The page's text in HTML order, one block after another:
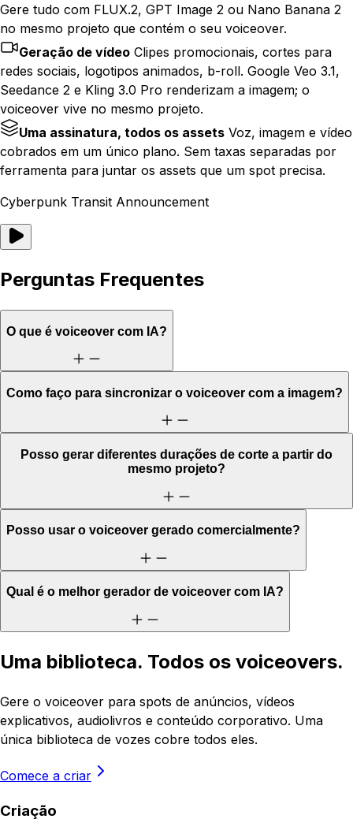
Gere tudo com FLUX.2, GPT Image 2 ou Nano Banana 2
no mesmo projeto que contém o seu voiceover.
Geração de vídeo Clipes promocionais, cortes para
redes sociais, logotipos animados, b-roll. Google Veo 3.1,
Seedance 2 e Kling 3.0 Pro renderizam a imagem; o
voiceover vive no mesmo projeto.
Uma assinatura, todos os assets Voz, imagem e vídeo
cobrados em um único plano. Sem taxas separadas por
ferramenta para juntar os assets que um spot precisa.
Cyberpunk Transit Announcement
Perguntas Frequentes
O que é voiceover com IA?
Como faço para sincronizar o voiceover com a imagem?
Posso gerar diferentes durações de corte a partir do
mesmo projeto?
Posso usar o voiceover gerado comercialmente?
Qual é o melhor gerador de voiceover com IA?
Uma biblioteca. Todos os voiceovers.
Gere o voiceover para spots de anúncios, vídeos
explicativos, audiolivros e conteúdo corporativo. Uma
única biblioteca de vozes cobre todos eles.
Comece a criar
Criação